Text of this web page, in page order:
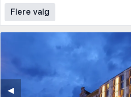
Flere valg
◀︎